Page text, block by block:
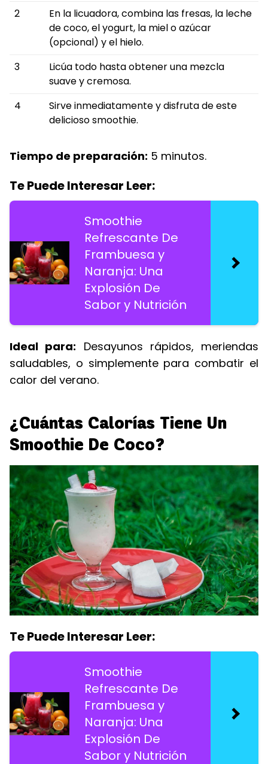
2
En la licuadora, combina las fresas, la leche
de coco, el yogurt, la miel o azúcar
(opcional) y el hielo.
3
Licúa todo hasta obtener una mezcla
suave y cremosa.
4
Sirve inmediatamente y disfruta de este
delicioso smoothie.
Tiempo de preparación: 5 minutos.
Te Puede Interesar Leer:
Smoothie
Refrescante De
Frambuesa y
Naranja: Una
Explosión De
Sabor y Nutrición
Ideal para: Desayunos rápidos, meriendas
saludables, o simplemente para combatir el
calor del verano.
¿Cuántas Calorías Tiene Un
Smoothie De Coco?
Te Puede Interesar Leer:
Smoothie
Refrescante De
Frambuesa y
Naranja: Una
Explosión De
Sabor y Nutrición